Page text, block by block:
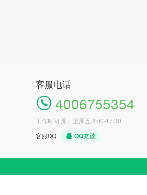
客服电话
4006755354
工作时间 周一至周五 8:00-17:30
客服QQ